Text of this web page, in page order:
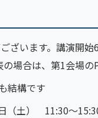
ざいます。講演開
の場合は、第1会場の
結構です
土） 11:30～